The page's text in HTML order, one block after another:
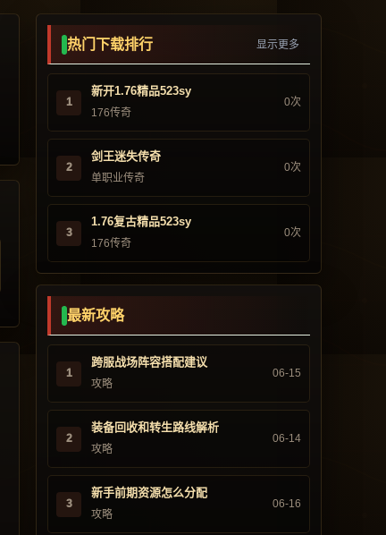
热门下载排行 显示更多
1
新开1.76精品523sy
176传奇
0次
2
剑王迷失传奇
单职业传奇
0次
3
1.76复古精品523sy
176传奇
0次
最新攻略
1
跨服战场阵容搭配建议
攻略
06-15
2
装备回收和转生路线解析
攻略
06-14
3
新手前期资源怎么分配
攻略
06-16